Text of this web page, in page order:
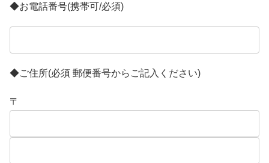
◆お電話番号(携帯可/必須)
◆ご住所(必須 郵便番号からご記入ください)
〒